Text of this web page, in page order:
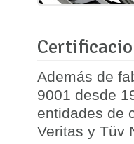
Además de
9001 desde
entidades de
Veritas y Tüv